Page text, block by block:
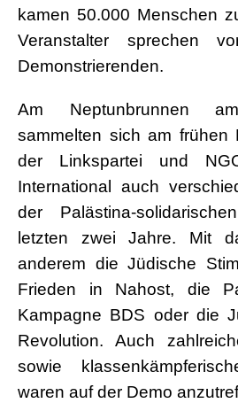
kamen 50.000 Menschen
Veranstalter sprechen
Demonstrierenden.
Am Neptunbrunnen
sammelten sich am frühen
der Linkspartei und
International auch
der Palästina-
letzten zwei Jahre. Mit
anderem die Jüdische
Frieden in Nahost, die
Kampagne BDS oder die
Revolution. Auch
sowie
waren auf der Demo